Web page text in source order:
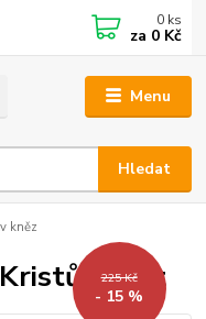
Menu
Hledat
0 ks
za 0 Kč
kněz
kněz
225 Kč
- 15 %